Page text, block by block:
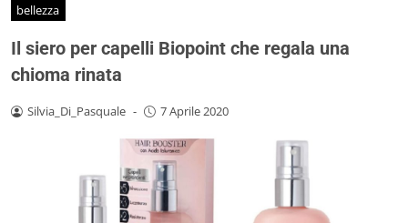
bellezza
Il siero per capelli Biopoint che regala una
chioma rinata
Silvia_Di_Pasquale - 7 Aprile 2020